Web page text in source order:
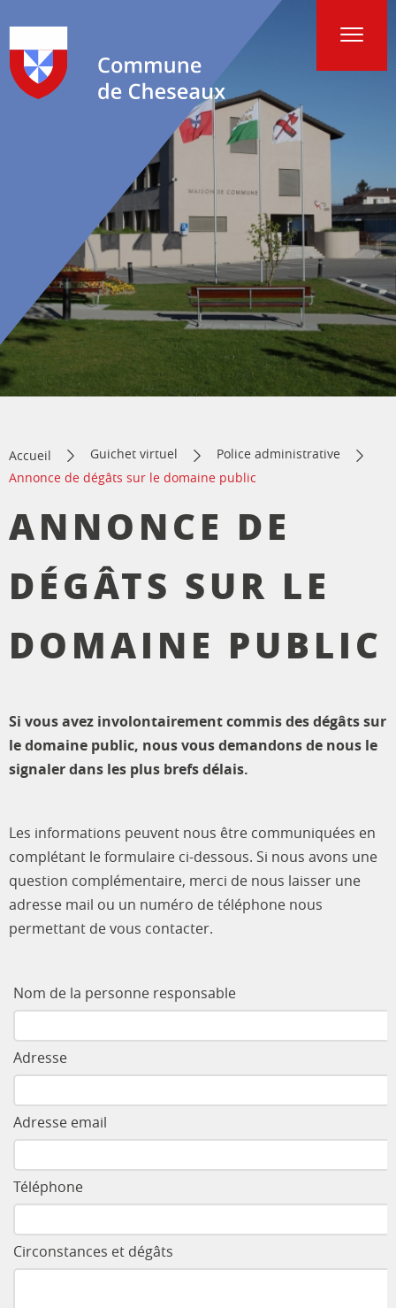
Accueil Guichet virtuel
Police administrative
Annonce de dégâts sur le domaine public
ANNONCE DE
DÉGÂTS SUR LE
DOMAINE PUBLIC
Si vous avez involontairement commis des dégâts sur
le domaine public, nous vous demandons de nous le
signaler dans les plus brefs délais.
Les informations peuvent nous être communiquées en
complétant le formulaire ci-dessous. Si nous avons une
question complémentaire, merci de nous laisser une
adresse mail ou un numéro de téléphone nous
permettant de vous contacter.
Nom de la personne responsable
Adresse
Adresse email
Téléphone
Circonstances et dégâts